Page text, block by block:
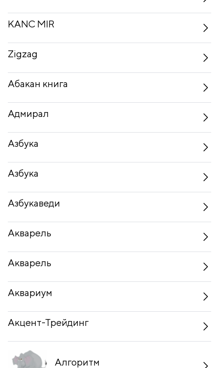
KANC MIR
Zigzag
Абакан книга
Адмирал
Азбука
Азбука
Азбукаведи
Акварель
Акварель
Аквариум
Акцент-Трейдинг
Алгоритм